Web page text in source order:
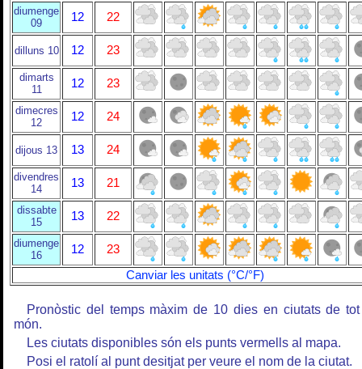
diumenge
09
12 22
dilluns 10 12 23
dimarts
11
12 23
dimecres
12
12 24
dijous 13 13 24
divendres
14
13 21
dissabte
15
13 22
diumenge
16
12
23
Canviar les unitats (°C/°F)
Pronòstic del temps màxim de 10 dies en ciutats de
món.
Les ciutats disponibles són els punts vermells al mapa.
Posi el ratolí al punt desitjat per veure el nom de la ciutat.